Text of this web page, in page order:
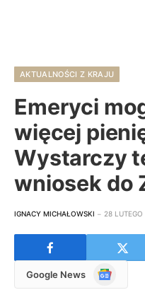
AKTUALNOŚCI Z KRAJU
Emeryci
więcej
Wystarczy
wniosek do
IGNACY MICHAŁOWSKI 28
Google News
Google